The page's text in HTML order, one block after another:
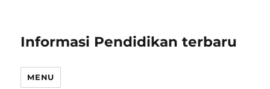
Informasi Pendidikan terbaru
MENU